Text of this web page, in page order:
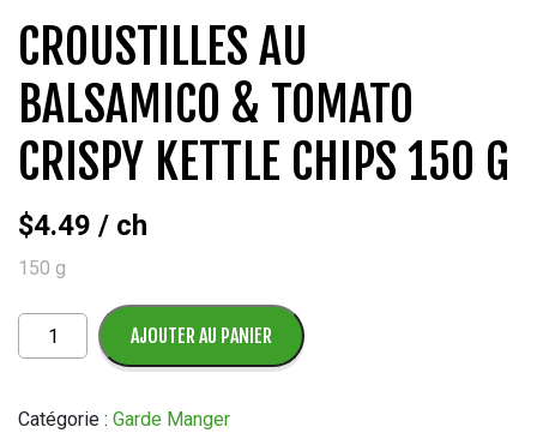
CROUSTILLES AU
BALSAMICO & TOMATO
CRISPY KETTLE CHIPS 150 G
$4.49 / ch
150 g
quantité
de
au
AJOUTER AU PANIER
Catégorie : Garde Manger